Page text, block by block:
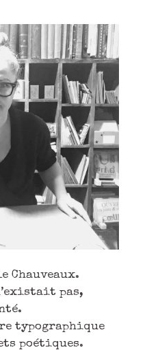
Chauveaux.
pas,
typographique
poétiques.